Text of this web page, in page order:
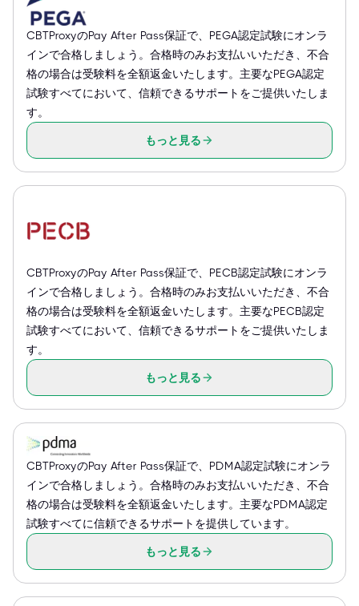
CBTProxyのPay After Pass保証で、PEGA認定試験にオンラ
インで合格しましょう。合格時のみお支払いいただき、不合
格の場合は受験料を全額返金いたします。主要なPEGA認定
試験すべてにおいて、信頼できるサポートをご提供いたしま
す。
もっと見る
CBTProxyのPay After Pass保証で、PECB認定試験にオンラ
インで合格しましょう。合格時のみお支払いいただき、不合
格の場合は受験料を全額返金いたします。主要なPECB認定
試験すべてにおいて、信頼できるサポートをご提供いたしま
す。
もっと見る
CBTProxyのPay After Pass保証で、PDMA認定試験にオンラ
インで合格しましょう。合格時のみお支払いいただき、不合
格の場合は受験料を全額返金いたします。主要なPDMA認定
試験すべてに信頼できるサポートを提供しています。
もっと見る